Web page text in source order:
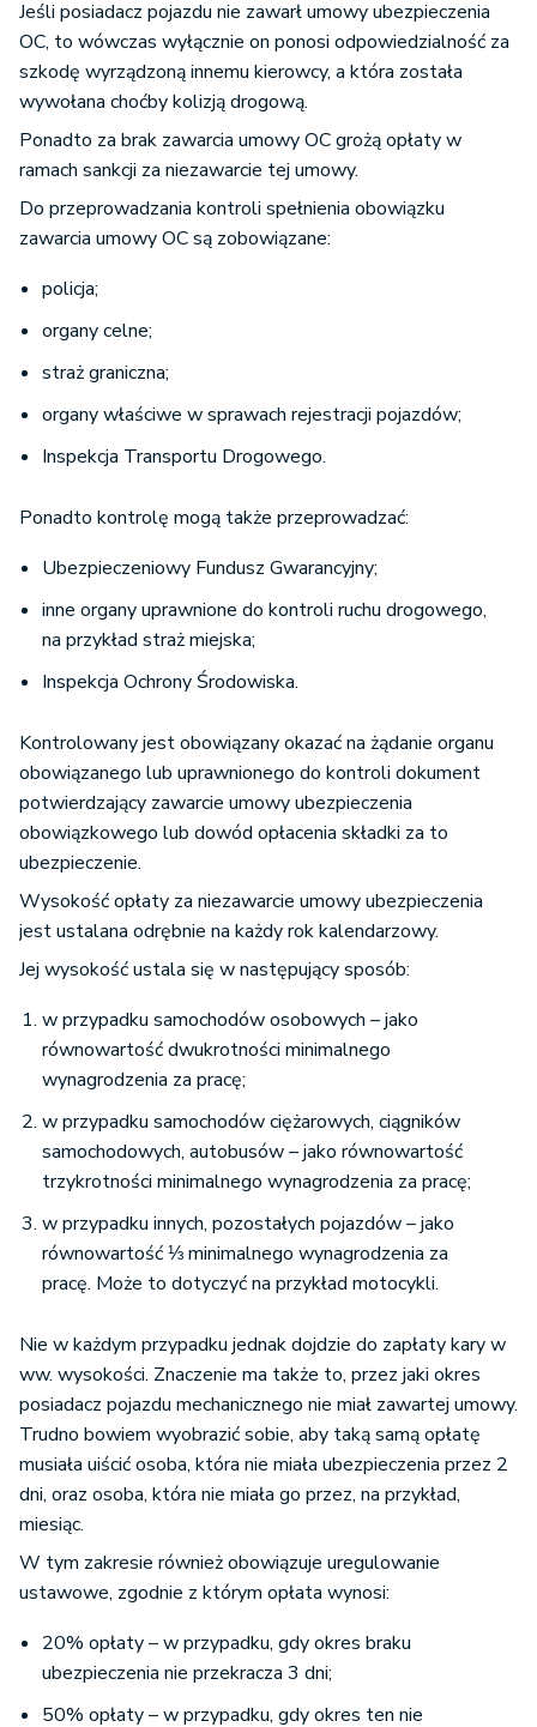
Jeśli posiadacz pojazdu nie zawarł umowy ubezpieczenia
OC, to wówczas wyłącznie on ponosi odpowiedzialność za
szkodę wyrządzoną innemu kierowcy, a która została
wywołana choćby kolizją drogową.
Ponadto za brak zawarcia umowy OC grożą opłaty w
ramach sankcji za niezawarcie tej umowy.
Do przeprowadzania kontroli spełnienia obowiązku
zawarcia umowy OC są zobowiązane:
policja;
organy celne;
straż graniczna;
organy właściwe w sprawach rejestracji pojazdów;
Inspekcja Transportu Drogowego.
Ponadto kontrolę mogą także przeprowadzać:
Ubezpieczeniowy Fundusz Gwarancyjny;
inne organy uprawnione do kontroli ruchu drogowego,
na przykład straż miejska;
Inspekcja Ochrony Środowiska.
Kontrolowany jest obowiązany okazać na żądanie organu
obowiązanego lub uprawnionego do kontroli dokument
potwierdzający zawarcie umowy ubezpieczenia
obowiązkowego lub dowód opłacenia składki za to
ubezpieczenie.
Wysokość opłaty za niezawarcie umowy ubezpieczenia
jest ustalana odrębnie na każdy rok kalendarzowy.
Jej wysokość ustala się w następujący sposób:
w przypadku samochodów osobowych – jako
równowartość dwukrotności minimalnego
wynagrodzenia za pracę;
w przypadku samochodów ciężarowych, ciągników
samochodowych, autobusów – jako równowartość
trzykrotności minimalnego wynagrodzenia za pracę;
w przypadku innych, pozostałych pojazdów – jako
równowartość ⅓ minimalnego wynagrodzenia za
pracę. Może to dotyczyć na przykład motocykli.
Nie w każdym przypadku jednak dojdzie do zapłaty kary w
ww. wysokości. Znaczenie ma także to, przez jaki okres
posiadacz pojazdu mechanicznego nie miał zawartej umowy.
Trudno bowiem wyobrazić sobie, aby taką samą opłatę
musiała uiścić osoba, która nie miała ubezpieczenia przez 2
dni, oraz osoba, która nie miała go przez, na przykład,
miesiąc.
W tym zakresie również obowiązuje uregulowanie
ustawowe, zgodnie z którym opłata wynosi:
20% opłaty – w przypadku, gdy okres braku
ubezpieczenia nie przekracza 3 dni;
50% opłaty – w przypadku, gdy okres ten nie